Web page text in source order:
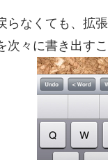
らなくても、拡
次々に書き出すこ